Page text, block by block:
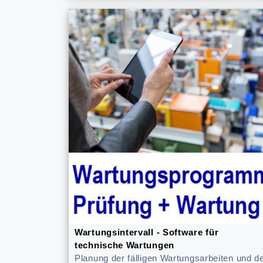
Wartungsintervall - Software für
technische Wartungen
Planung der fälligen Wartungsarbeiten und